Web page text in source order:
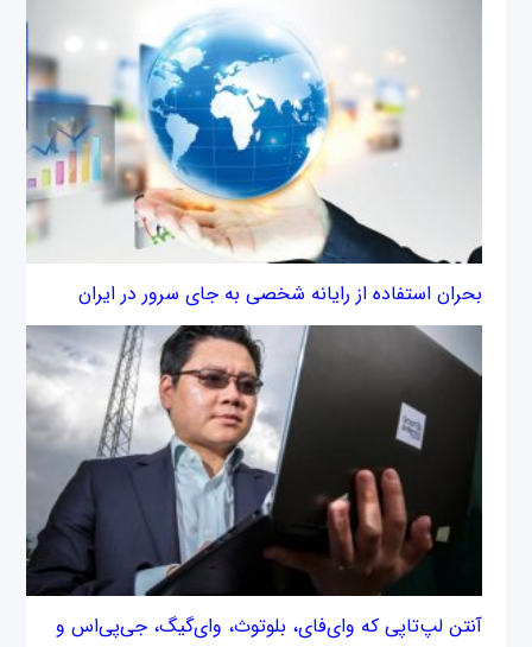
بحران استفاده از رایانه شخصی به جای سرور در ایران
آنتن لپ‌تاپی که وای‌فای، بلوتوث، وای‌گیگ، جی‌پی‌اس و